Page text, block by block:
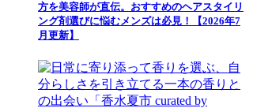
方を美容師が直伝。おすすめのヘアスタイリ
ング剤選びに悩むメンズは必見！【2026年7
月更新】